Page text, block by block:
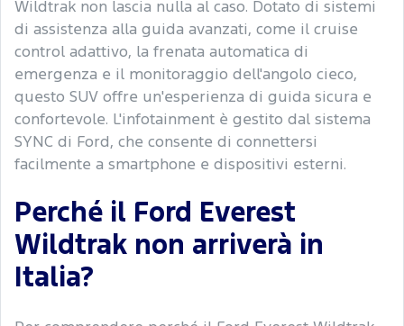
Wildtrak non lascia nulla al caso. Dotato di sistemi
di assistenza alla guida avanzati, come il cruise
control adattivo, la frenata automatica di
emergenza e il monitoraggio dell'angolo cieco,
questo SUV offre un'esperienza di guida sicura e
confortevole. L'infotainment è gestito dal sistema
SYNC di Ford, che consente di connettersi
facilmente a smartphone e dispositivi esterni.
Perché il Ford Everest
Wildtrak non arriverà in
Italia?